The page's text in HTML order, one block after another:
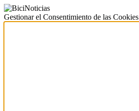
Gestionar el Consentimiento de las Cookies